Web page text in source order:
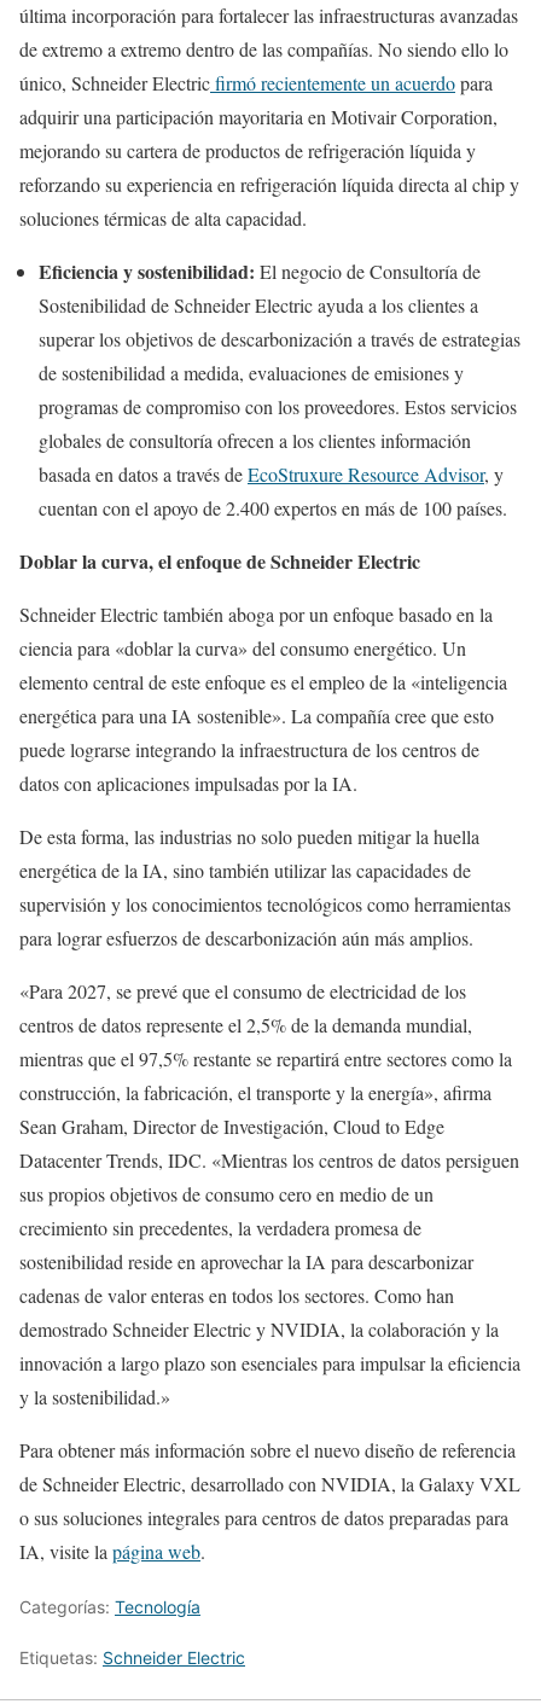
última incorporación para fortalecer las infraestructuras avanzadas
de extremo a extremo dentro de las compañías. No siendo ello lo
único, Schneider Electricfirmó recientemente un acuerdopara
adquirir una participación mayoritaria en Motivair Corporation,
mejorando su cartera de productos de refrigeración líquida y
reforzando su experiencia en refrigeración líquida directa al chip y
soluciones térmicas de alta capacidad.
Eficiencia y sostenibilidad: El negocio de Consultoría de
Sostenibilidad de Schneider Electric ayuda a los clientes a
superar los objetivos de descarbonización a través de estrategias
de sostenibilidad a medida, evaluaciones de emisiones y
programas de compromiso con los proveedores. Estos servicios
globales de consultoría ofrecen a los clientes información
basada en datos a través deEcoStruxure Resource Advisor, y
cuentan con el apoyo de 2.400 expertos en más de 100 países.
Doblar la curva, el enfoque de Schneider Electric
Schneider Electric también aboga por un enfoque basado en la
ciencia para «doblar la curva» del consumo energético. Un
elemento central de este enfoque es el empleo de la «inteligencia
energética para una IA sostenible». La compañía cree que esto
puede lograrse integrando la infraestructura de los centros de
datos con aplicaciones impulsadas por la IA.
De esta forma, las industrias no solo pueden mitigar la huella
energética de la IA, sino también utilizar las capacidades de
supervisión y los conocimientos tecnológicos como herramientas
para lograr esfuerzos de descarbonización aún más amplios.
«Para 2027, se prevé que el consumo de electricidad de los
centros de datos represente el 2,5% de la demanda mundial,
mientras que el 97,5% restante se repartirá entre sectores como la
construcción, la fabricación, el transporte y la energía», afirma
Sean Graham, Director de Investigación, Cloud to Edge
Datacenter Trends, IDC. «Mientras los centros de datos persiguen
sus propios objetivos de consumo cero en medio de un
crecimiento sin precedentes, la verdadera promesa de
sostenibilidad reside en aprovechar la IA para descarbonizar
cadenas de valor enteras en todos los sectores. Como han
demostrado Schneider Electric y NVIDIA, la colaboración y la
innovación a largo plazo son esenciales para impulsar la eficiencia
y la sostenibilidad.»
Para obtener más información sobre el nuevo diseño de referencia
de Schneider Electric, desarrollado con NVIDIA, la Galaxy VXL
o sus soluciones integrales para centros de datos preparadas para
IA, visite la página web.
Categorías: Tecnología
Etiquetas: Schneider Electric